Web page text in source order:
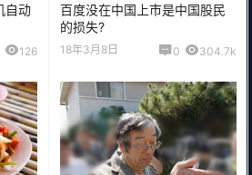
自动
126
百度没在中国上市是中国股民
的损失?
18年3月8日 0 304.7k